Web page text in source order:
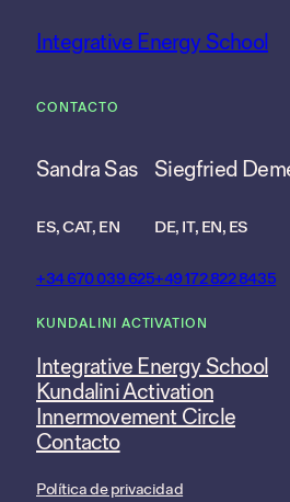
Integrative Energy School
CONTACTO
Sandra Sas
ES, CAT, EN
+34 670 039 625
Siegfried
DE, IT, EN, ES
+49 172 822 8435
KUNDALINI ACTIVATION
Integrative Energy School
Kundalini Activation
Innermovement Circle
Contacto
Política de privacidad